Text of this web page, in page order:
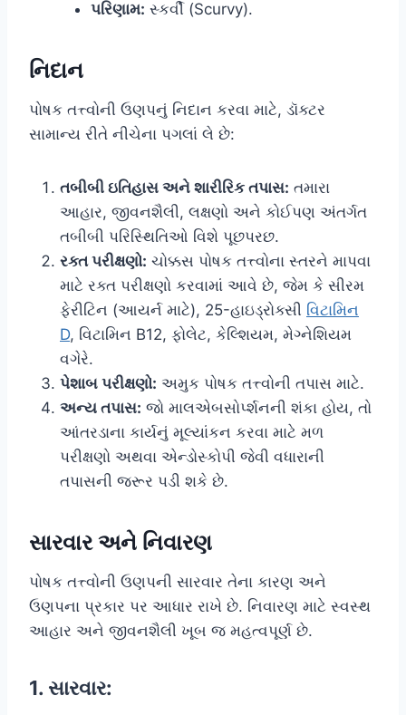
પરિણામ: સ્કર્વી (Scurvy).
નિદાન
પોષક તત્ત્વોની ઉણપનું નિદાન કરવા માટે, ડૉક્ટર
સામાન્ય રીતે નીચેના પગલાં લે છે:
તબીબી ઇતિહાસ અને શારીરિક તપાસ: તમારા
આહાર, જીવનશૈલી, લક્ષણો અને કોઈપણ અંતર્ગત
તબીબી પરિસ્થિતિઓ વિશે પૂછપરછ.
રક્ત પરીક્ષણો: ચોક્કસ પોષક તત્ત્વોના સ્તરને માપવા
માટે રક્ત પરીક્ષણો કરવામાં આવે છે, જેમ કે સીરમ
ફેરીટિન (આયર્ન માટે), 25-હાઇડ્રોક્સી વિટામિન
D, વિટામિન B12, ફોલેટ, કેલ્શિયમ, મેગ્નેશિયમ
વગેરે.
પેશાબ પરીક્ષણો: અમુક પોષક તત્ત્વોની તપાસ માટે.
અન્ય તપાસ: જો માલએબસોર્પ્શનની શંકા હોય, તો
આંતરડાના કાર્યનું મૂલ્યાંકન કરવા માટે મળ
પરીક્ષણો અથવા એન્ડોસ્કોપી જેવી વધારાની
તપાસની જરૂર પડી શકે છે.
સારવાર અને નિવારણ
પોષક તત્ત્વોની ઉણપની સારવાર તેના કારણ અને
ઉણપના પ્રકાર પર આધાર રાખે છે. નિવારણ માટે સ્વસ્થ
આહાર અને જીવનશૈલી ખૂબ જ મહત્વપૂર્ણ છે.
1. સારવાર: